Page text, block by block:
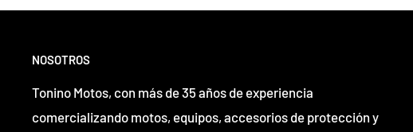
NOSOTROS
Tonino Motos, con más de 35 años de experiencia
comercializando motos, equipos, accesorios de protección y